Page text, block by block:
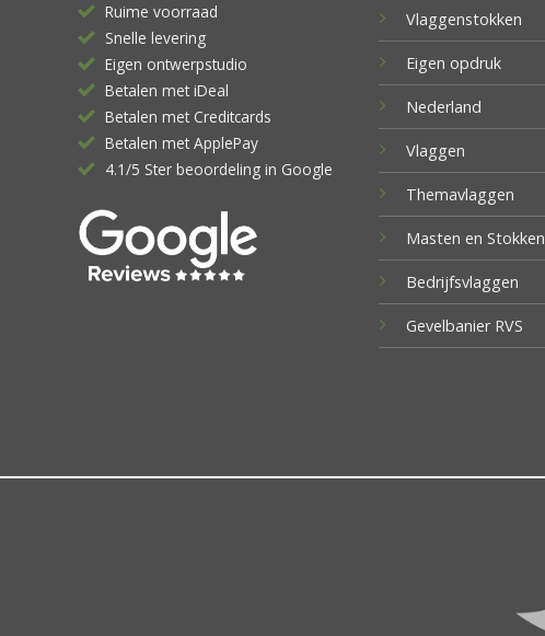
Ruime voorraad
Snelle levering
Eigen ontwerpstudio
Betalen met iDeal
Betalen met Creditcards
Betalen met ApplePay
4.1/5 Ster beoordeling in Google
Vlaggenstokken
Eigen opdruk
Nederland
Vlaggen
Themavlaggen
Masten en Stokken
Bedrijfsvlaggen
Gevelbanier RVS